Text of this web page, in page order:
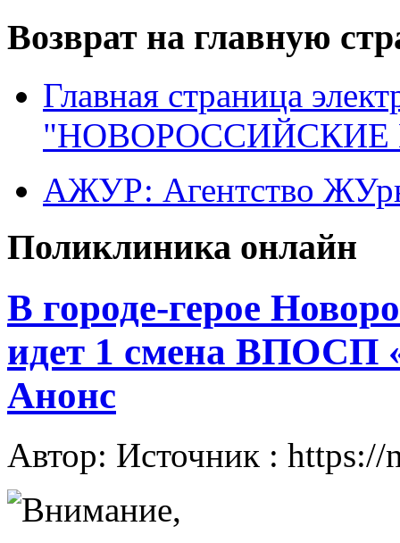
Возврат на главную
Главная страница
"НОВОРОССИЙСКИЕ
АЖУР: Агентство
Поликлиника онлайн
В городе-герое
идет 1 смена ВПОСП
Анонс
Автор: Источник : https://